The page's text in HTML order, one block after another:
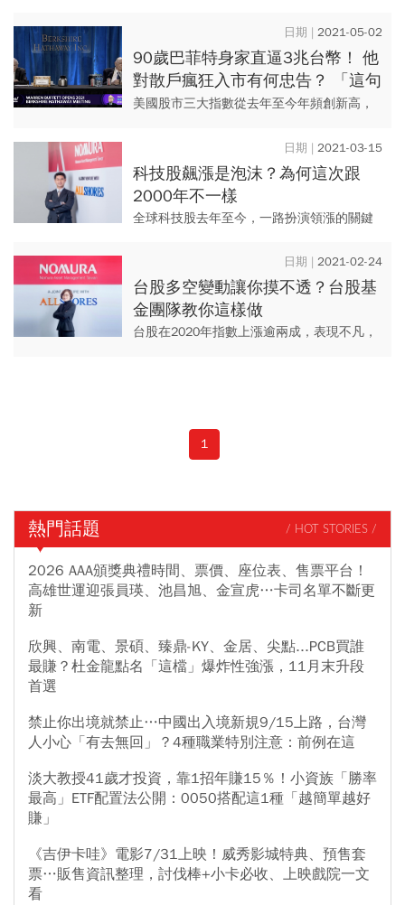
2021-05-02
90歲巴菲特身家直逼3兆台幣！ 他
對散戶瘋狂入市有何忠告？ 「這句
話」道出主動選股風險有多大
美國股市三大指數從去年至今年頻創新高，
國股神巴菲特（Warren Buffett）指出，主動
選股的風...
2021-03-15
科技股飆漲是泡沫？為何這次跟
2000年不一樣
全球科技股去年至今，一路扮演領漲的關鍵
每個人都成為5G、AI、電動車題材的專家，
這場景讓人擔心2000...
2021-02-24
台股多空變動讓你摸不透？台股基
金團隊教你這樣做
台股在2020年指數上漲逾兩成，表現不凡，
1
熱門話題 / HOT STORIES /
2026 AAA頒獎典禮時間、票價、座位表、售票平台！
高雄世運迎張員瑛、池昌旭、金宣虎…卡司名單不斷更
新
欣興、南電、景碩、臻鼎-KY、金居、尖點...PCB買誰
最賺？杜金龍點名「這檔」爆炸性強漲，11月末升段
首選
禁止你出境就禁止…中國出入境新規9/15上路，台灣
人小心「有去無回」？4種職業特別注意：前例在這
淡大教授41歲才投資，靠1招年賺15％！小資族「勝率
最高」ETF配置法公開：0050搭配這1種「越簡單越好
賺」
《吉伊卡哇》電影7/31上映！威秀影城特典、預售套
票…販售資訊整理，討伐棒+小卡必收、上映戲院一文
看